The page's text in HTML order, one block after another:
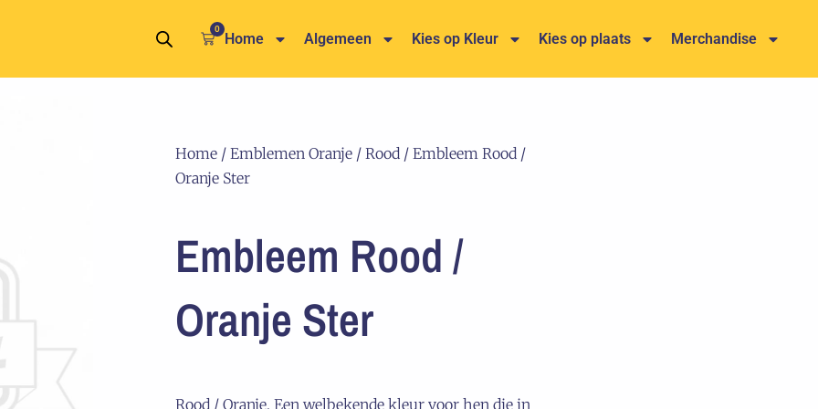
0
Winkelwagen
Home Algemeen Kies op Kleur Kies op plaats Merchandise
Home / Emblemen Oranje / Rood / Embleem Rood /
Oranje Ster
Embleem Rood /
Oranje Ster
Rood / Oranje, Een welbekende kleur voor hen die in